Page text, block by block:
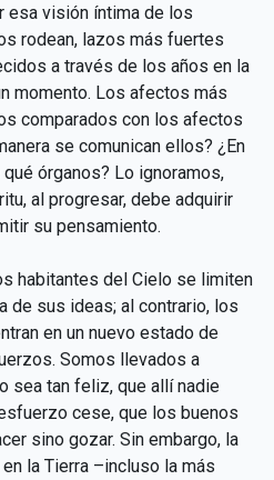
esa visión íntima de los
rodean, lazos más fuertes
a través de los años en la
momento. Los afectos más
comparados con los afectos
se comunican ellos? ¿En
órganos? Lo ignoramos,
al progresar, debe adquirir
su pensamiento.
habitantes del Cielo se limiten
de sus ideas; al contrario, los
en un nuevo estado de
Somos llevados a
sea tan feliz, que allí nadie
cese, que los buenos
sino gozar. Sin embargo, la
la Tierra –incluso la más